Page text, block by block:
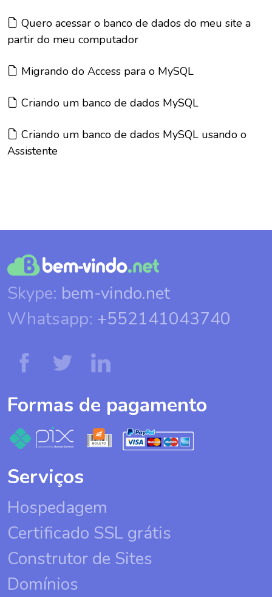
Artigo:
Quero acessar o banco de dados do meu site a
partir do meu computador
Artigo:
Migrando do Access para o MySQL
Artigo:
Criando um banco de dados MySQL
Artigo:
Criando um banco de dados MySQL usando o
Assistente
Skype: bem-vindo.net
Whatsapp: +552141043740
Formas de pagamento
Serviços
Hospedagem
Certificado SSL grátis
Construtor de Sites
Domínios